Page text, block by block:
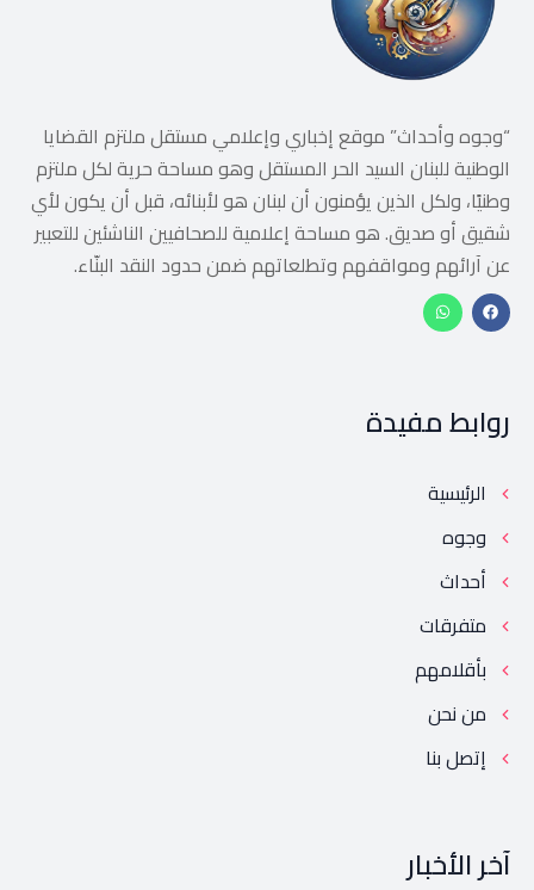
“وجوه وأحداث” موقع إخباري وإعلامي مستقل ملتزم القضايا
الوطنية للبنان السيد الحر المستقل وهو مساحة حرية لكل ملتزم
وطنيًا، ولكل الذين يؤمنون أن لبنان هو لأبنائه، قبل أن يكون لأي
شقيق أو صديق. هو مساحة إعلامية للصحافيين الناشئين للتعبير
عن آرائهم ومواقفهم وتطلعاتهم ضمن حدود النقد البنّاء.
روابط مفيدة
الرئيسية
وجوه
أحداث
متفرقات
بأقلامهم
من نحن
إتصل بنا
آخر الأخبار